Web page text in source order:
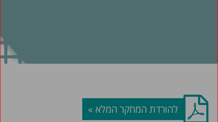
להורדת המחקר המלא »